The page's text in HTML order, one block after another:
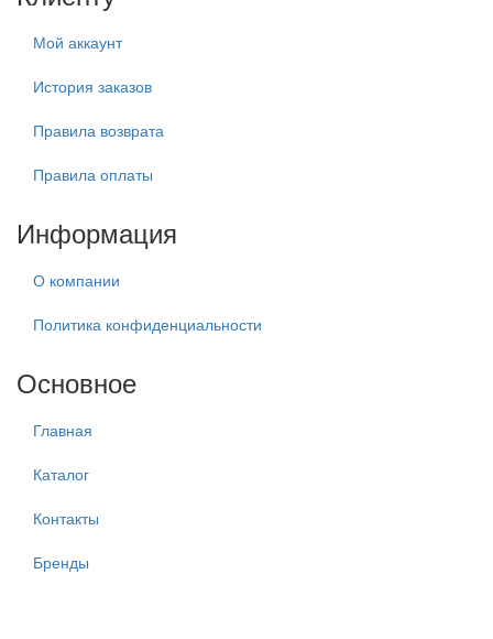
Мой аккаунт
История заказов
Правила возврата
Правила оплаты
Информация
О компании
Политика конфиденциальности
Основное
Главная
Каталог
Контакты
Бренды